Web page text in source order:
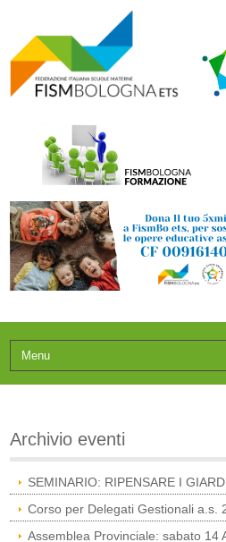
Archivio eventi
SEMINARIO: RIPENSARE I
Corso per Delegati Gestionali a.s.
Assemblea Provinciale: sabato 14